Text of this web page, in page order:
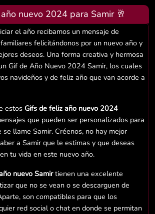
nuevo 2024 para Samir 🥂
el año recibamos un mensaje de
felicitándonos por un nuevo año y
deseos. Una forma creativa y hermosa
Gif de Año Nuevo 2024 Samir, los cuales
navideños y de feliz año que van acorde a
estos Gifs de feliz año nuevo 2024
que pueden ser personalizados para
se llame Samir. Créenos, no hay mejor
a Samir que le estimas y que deseas
tu vida en este nuevo año.
nuevo Samirtienen una excelente
que no se vean o se descarguen de
son compatibles para que los
red social o chat en donde se permitan